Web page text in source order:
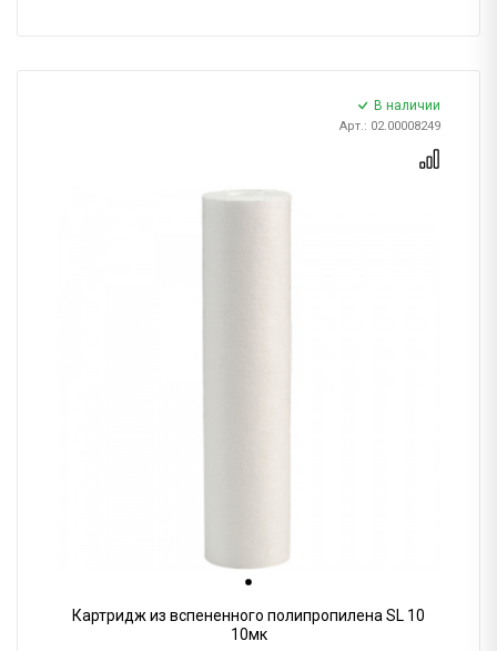
В наличии
Арт.: 02.00008249
Картридж из вспененного полипропилена SL 10
10мк